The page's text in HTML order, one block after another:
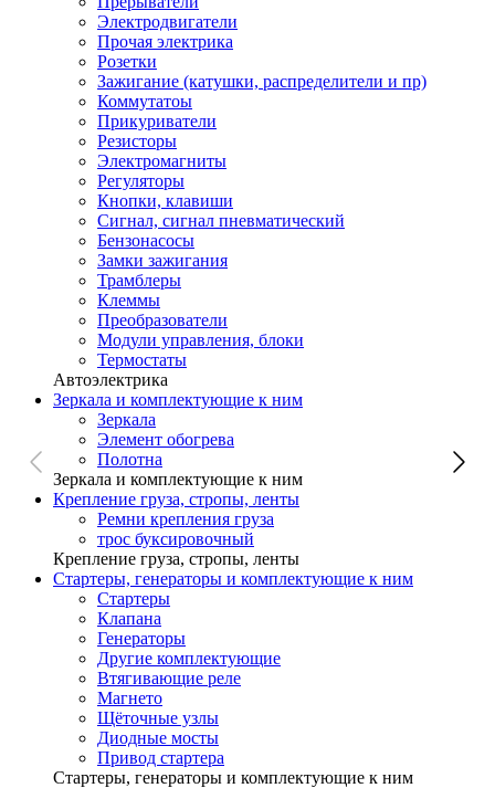
Электродвигатели
Прочая электрика
Розетки
Зажигание (катушки, распределители и пр)
Коммутатоы
Прикуриватели
Резисторы
Электромагниты
Регуляторы
Кнопки, клавиши
Сигнал, сигнал пневматический
Бензонасосы
Замки зажигания
Трамблеры
Клеммы
Преобразователи
Модули управления, блоки
Термостаты
Автоэлектрика
Зеркала и комплектующие к ним
Зеркала
Элемент обогрева
Полотна
Зеркала и комплектующие к ним
Крепление груза, стропы, ленты
Ремни крепления груза
трос буксировочный
Крепление груза, стропы, ленты
Стартеры, генераторы и комплектующие к ним
Стартеры
Клапана
Генераторы
Другие комплектующие
Втягивающие реле
Магнето
Щёточные узлы
Диодные мосты
Привод стартера
Стартеры, генераторы и комплектующие к ним